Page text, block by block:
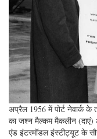
अप्रैल 1956 में पोर्ट नेवार्क
का जश्न मैल्कम मैकलीन (दाएं)
एंड इंटरमॉडल इंस्टीट्यूट के